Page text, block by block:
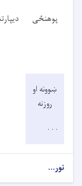
پوهنځی
ښوونه او
روزنه
. . .
نور...